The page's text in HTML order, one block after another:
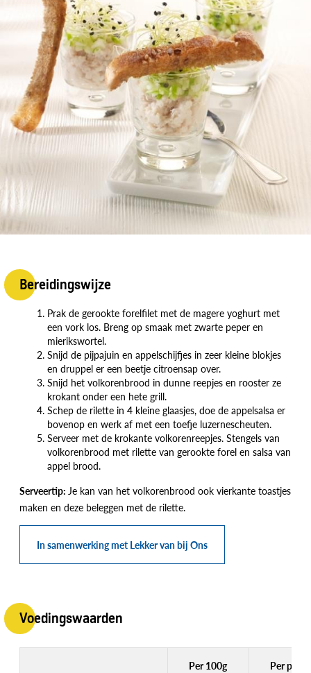
Bereidingswijze
Prak de gerookte forelfilet met de magere yoghurt met
een vork los. Breng op smaak met zwarte peper en
mierikswortel.
Snijd de pijpajuin en appelschijfjes in zeer kleine blokjes
en druppel er een beetje citroensap over.
Snijd het volkorenbrood in dunne reepjes en rooster ze
krokant onder een hete grill.
Schep de rilette in 4 kleine glaasjes, doe de appelsalsa er
bovenop en werk af met een toefje luzernescheuten.
Serveer met de krokante volkorenreepjes. Stengels van
volkorenbrood met rilette van gerookte forel en salsa van
appel brood.
Serveertip: Je kan van het volkorenbrood ook vierkante toastjes
maken en deze beleggen met de rilette.
In samenwerking met Lekker van bij Ons
Voedingswaarden
Per 100g Per